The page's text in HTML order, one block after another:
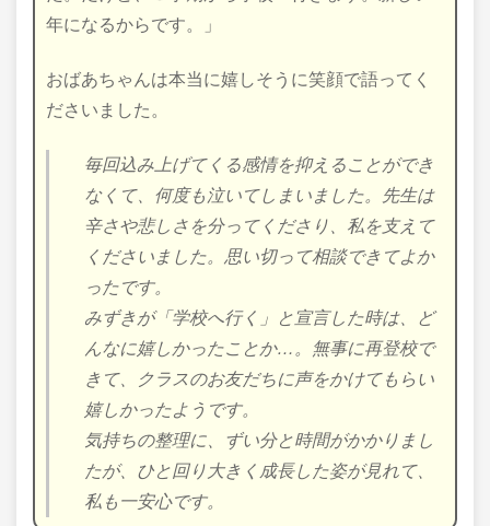
年になるからです。」
おばあちゃんは本当に嬉しそうに笑顔で語ってく
ださいました。
毎回込み上げてくる感情を抑えることができ
なくて、何度も泣いてしまいました。先生は
辛さや悲しさを分ってくださり、私を支えて
くださいました。思い切って相談できてよか
ったです。
みずきが「学校へ行く」と宣言した時は、ど
んなに嬉しかったことか…。無事に再登校で
きて、クラスのお友だちに声をかけてもらい
嬉しかったようです。
気持ちの整理に、ずい分と時間がかかりまし
たが、ひと回り大きく成長した姿が見れて、
私も一安心です。